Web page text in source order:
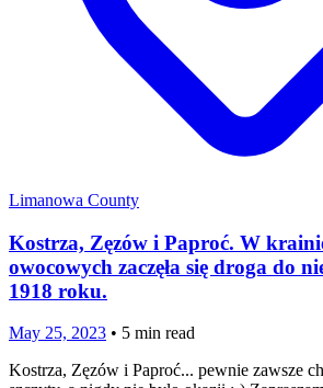
Limanowa County
Kostrza, Zęzów i Paproć. W
owocowych zaczęła się droga do
1918 roku.
May 25, 2023 • 5 min read
Kostrza, Zęzów i Paproć... pewnie zawsze